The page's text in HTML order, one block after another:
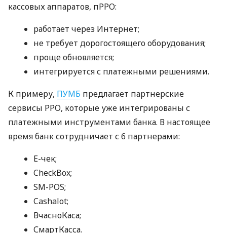
кассовых аппаратов, пРРО:
работает через Интернет;
не требует дорогостоящего оборудования;
проще обновляется;
интегрируется с платежными решениями.
К примеру, ПУМБ предлагает партнерские
сервисы РРО, которые уже интегрированы с
платежными инструментами банка. В настоящее
время банк сотрудничает с 6 партнерами:
E-чек;
CheckBox;
SM-POS;
Cashalot;
ВчасноКаса;
СмартКасса.